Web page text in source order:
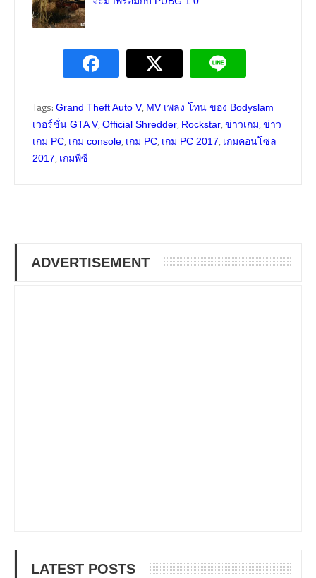
Tags: Grand Theft Auto V, MV เพลง โทน ของ Bodyslam
เวอร์ชั่น GTA V, Official Shredder, Rockstar, ข่าวเกม, ข่าว
เกม PC, เกม console, เกม PC, เกม PC 2017, เกมคอนโซล
2017, เกมพีซี
ADVERTISEMENT
LATEST POSTS